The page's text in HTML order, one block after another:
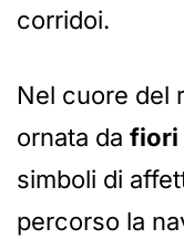
corridoi.
Nel cuore del
ornata da fiori
simboli di
percorso la